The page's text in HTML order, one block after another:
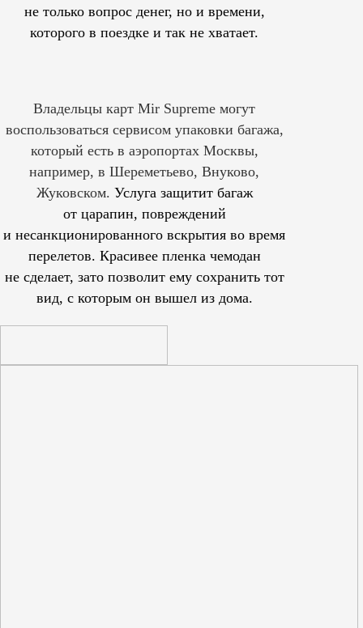
не только вопрос денег, но и времени,
которого в поездке и так не хватает.
Владельцы карт Mir Supreme могут
воспользоваться сервисом упаковки багажа,
который есть в аэропортах Москвы,
например, в Шереметьево, Внуково,
Жуковском. Услуга защитит багаж
от царапин, повреждений
и несанкционированного вскрытия во время
перелетов. Красивее пленка чемодан
не сделает, зато позволит ему сохранить тот
вид, с которым он вышел из дома.